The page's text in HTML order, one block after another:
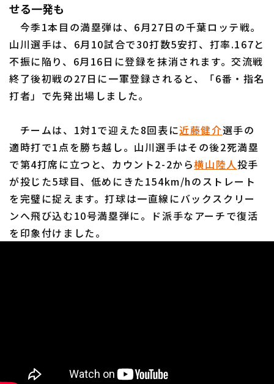
運営会社（別ウィンドウで開く）
特定商取引法の表示 アルバイト募集（別ウィンドウで開く
せる一発も
今季1本目の満塁弾は、6月27日の千葉ロッテ戦。
山川選手は、6月10試合で30打数5安打、打率.167と
不振に陥り、6月16日に登録を抹消されます。交流戦
終了後初戦の27日に一軍登録されると、「6番・指名
打者」で先発出場しました。
チームは、1対1で迎えた8回表に近藤健介選手の
適時打で1点を勝ち越し。山川選手はその後2死満塁
で第4打席に立つと、カウント2-2から横山陸人投手
が投じた5球目、低めにきた154km/hのストレート
を完璧に捉えます。打球は一直線にバックスクリー
ンへ飛び込む10号満塁弾に。ド派手なアーチで復活
を印象付けました。